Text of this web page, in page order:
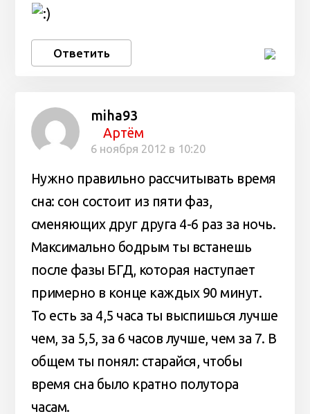
Ответить
miha93
Артём
6 ноября 2012 в 10:20
Нужно правильно рассчитывать время
сна: сон состоит из пяти фаз,
сменяющих друг друга 4-6 раз за ночь.
Максимально бодрым ты встанешь
после фазы БГД, которая наступает
примерно в конце каждых 90 минут.
То есть за 4,5 часа ты выспишься лучше
чем, за 5,5, за 6 часов лучше, чем за 7. В
общем ты понял: старайся, чтобы
время сна было кратно полутора
часам.